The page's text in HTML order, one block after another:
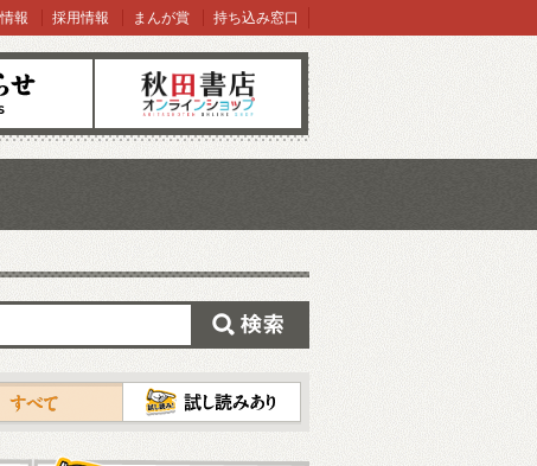
オンラインショップ
報 採用情報 まんが賞 持ち込み窓口